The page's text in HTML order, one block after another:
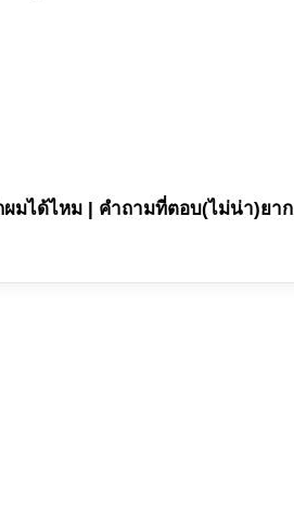
ผมได้ไหม | คำถามที่ตอบ(ไม่น่า)ยาก